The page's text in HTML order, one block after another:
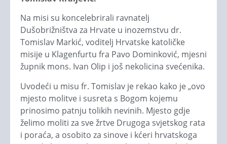
Na misi su koncelebrirali ravnatelj
Dušobrižništva za Hrvate u inozemstvu dr.
Tomislav Markić, voditelj Hrvatske katoličke
misije u Klagenfurtu fra Pavo Dominković, mjesni
župnik mons. Ivan Olip i još nekolicina svećenika.
Uvodeći u misu fr. Tomislav je rekao kako je „ovo
mjesto molitve i susreta s Bogom kojemu
prinosimo patnju tolikih nevinih. Mjesto gdje
želimo moliti za sve žrtve Drugoga svjetskog rata
i poraća, a osobito za sinove i kćeri hrvatskoga